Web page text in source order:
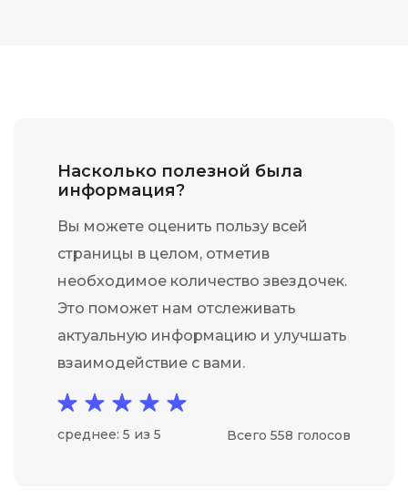
Насколько полезной была
информация?
Вы можете оценить пользу всей
страницы в целом, отметив
необходимое количество звездочек.
Это поможет нам отслеживать
актуальную информацию и улучшать
взаимодействие с вами.
среднее: 5 из 5 Всего 558 голосов